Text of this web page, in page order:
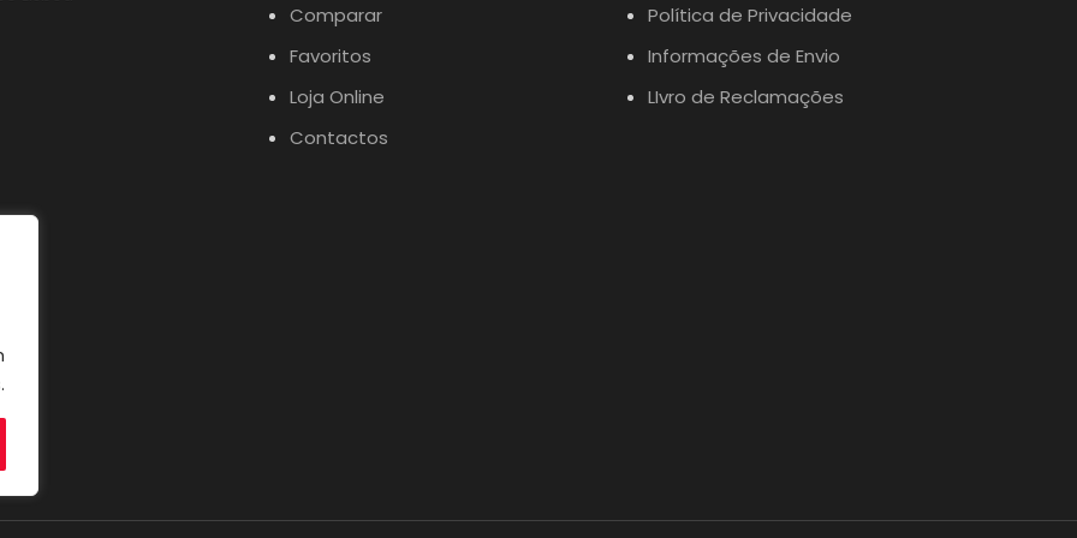
Comparar
Favoritos
Loja Online
Contactos
Política de Privacidade
Informações de Envio
LIvro de Reclamações